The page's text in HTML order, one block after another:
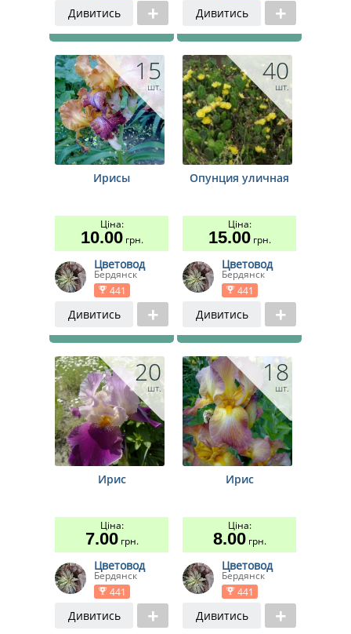
Дивитись Дивитись
15
шт.
Ирисы
Ціна:
10.00грн.
Цветовод
Бердянск
441
Дивитись
40
шт.
Опунция уличная
Ціна:
15.00грн.
Цветовод
Бердянск
441
Дивитись
20
шт.
Ирис
Ціна:
7.00грн.
Цветовод
Бердянск
441
Дивитись
18
шт.
Ирис
Ціна:
8.00грн.
Цветовод
Бердянск
441
Дивитись